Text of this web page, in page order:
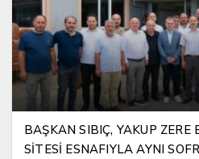
BAŞKAN SIBIÇ, YAKUP ZERE
SİTESİ ESNAFIYLA AYNI